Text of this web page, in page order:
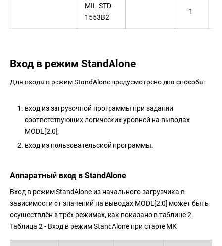
MIL-STD-
1553B2
1
Вход в режим StandAlone
Для входа в режим StandAlone предусмотрено два способа:
вход из загрузочной программы при задании
соответствующих логических уровней на выводах
MODE[2:0];
вход из пользовательской программы.
Аппаратный вход в StandAlone
Вход в режим StandAlone из начального загрузчика в
зависимости от значений на выводах MODE[2:0] может быть
осуществлён в трёх режимах, как показано в таблице 2.
Таблица 2 - Вход в режим StandAlone при старте МК